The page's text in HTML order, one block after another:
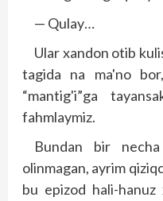
— Qulay…
Ular xandon otib
tagida na ma'no
“mantig'i”ga
fahmlaymiz.
Bundan bir
olinmagan, ayrim
bu epizod hali-